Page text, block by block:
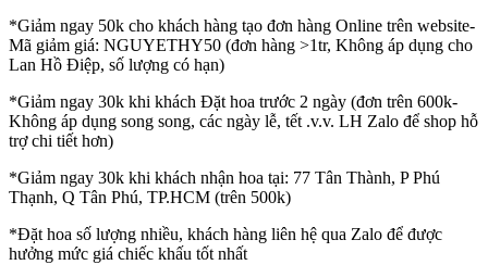
*Giảm ngay 50k cho khách hàng tạo đơn hàng Online trên website-
Mã giảm giá: NGUYETHY50 (đơn hàng >1tr, Không áp dụng cho
Lan Hồ Điệp, số lượng có hạn)
*Giảm ngay 30k khi khách Đặt hoa trước 2 ngày (đơn trên 600k-
Không áp dụng song song, các ngày lễ, tết .v.v. LH Zalo để shop hỗ
trợ chi tiết hơn)
*Giảm ngay 30k khi khách nhận hoa tại: 77 Tân Thành, P Phú
Thạnh, Q Tân Phú, TP.HCM (trên 500k)
*Đặt hoa số lượng nhiều, khách hàng liên hệ qua Zalo để được
hưởng mức giá chiếc khấu tốt nhất